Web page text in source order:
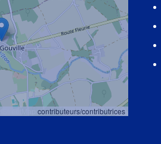
contributeurs/contributrices